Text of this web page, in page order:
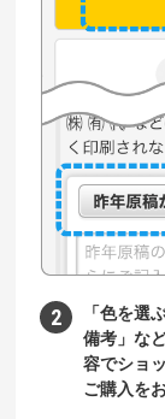
「色を選
備考」な
容でショ
ご購入を